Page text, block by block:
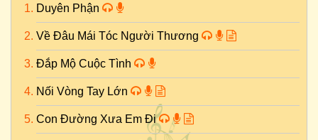
Duyên Phận
Về Đâu Mái Tóc Người Thương
Đắp Mộ Cuộc Tình
Nối Vòng Tay Lớn
Con Đường Xưa Em Đi